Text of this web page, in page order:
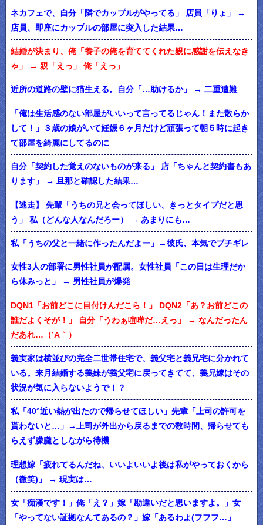
ネカフェで、自分「隣でカップルがやってる」 店員「りょ」 →
店員、即座にカップルの部屋に突入した結果…
結婚が決まり、俺「養子の俺を育ててくれた親に感謝を伝えなき
ゃ」 → 親「えっ」 俺「えっ」
近所の道路の壁に猫生える。自分「…助けるか」 → 二重遭難
「俺は生活感のない部屋がいいって言ってるじゃん！また散らか
して！」３歳の娘がいて妊娠６ヶ月だけど頑張って朝５時に起き
て部屋を綺麗にしてるのに
自分「契約した覚えのないものが来る」 店「ちゃんと契約書もあ
ります」 → 旦那と確認した結果…
【逃走】 先輩「うちの兄と会ってほしい、きっとタイプだと思
う」 私（どんな人なんだろー） → あまりにも…
私「うちの父と一緒に作ったんだよー」→彼氏、本気でブチギレ
女性3人の部署に男性社員が配属。女性社員「この日は生理だか
ら休みっと」 → 男性社員が爆発
DQN1「お前どこに目付けんだこら！」 DQN2「あ？お前どこの
誰だよくそが！」 自分「うわぁ喧嘩だ…えっ」 → なんだったん
だあれ…（’A｀）
義実家は横並びの完全二世帯住宅で、義父宅と義兄宅に分かれて
いる。来月結婚する義妹が義父宅に戻ってきてて、義兄嫁はその
状況が気に入らないようで！？
私「40°近い熱が出たので帰らせてほしい」先輩「上司の許可を
貰わないと…」→上司が外出から戻るまでの数時間、帰らせても
らえず朦朧としながら待機
理想嫁「疲れてるんだね、いいよいいよ後は私がやっておくから
（微笑)」 → 現実は…
女「痴漢です！」俺「え？」嫁「勘違いだと思いますよ。」女
「やってない証拠なんてあるの？」嫁「あるわよ(フフフ…」